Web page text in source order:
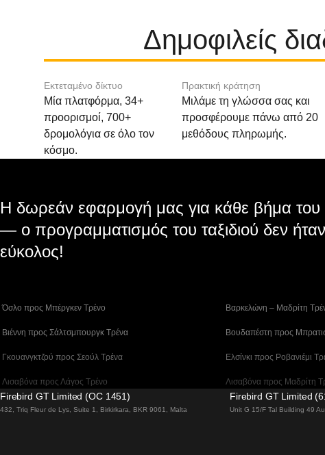
Δημοφιλείς
Εκτεταμένο δίκτυο
Μία πλατφόρμα, 34+
προορισμοί, 700+
δρομολόγια σε όλο τον
κόσμο.
Πρακτική κράτηση
Μιλάμε τη γλώσσα σας και
προσφέρουμε πάνω από 20
μεθόδους πληρωμής.
Η δωρεάν εφαρμογή μας για κάθε βήμα του
— ο προγραμματισμός του ταξιδιού δεν
εύκολος!
Όσλο προς Μπέργκεν Tρένο Βαρκελώνη – Μαδρίτη
Βιέννη προς Σάλτσμπουργκ Τρένα Βουδαπέστη προς
Γκουανγκτζού προς Σεούλ Τρένα Ελσίνκι προς Ροβανιέμι
Λισαβόνα προς Λάγος Tρένο Λισαβόνα προς Μαδρίτη
Λισαβόνα – Φάρο Τρένο Λονδίνο – Εδιμβούργο
Firebird GT Limited (OC 1451)
432, Triq Fleur de Lys, Suite 1, Birkirkara, BKR 9061, Malta
Firebird GT Limited
Unit G 15/F Tal Building 49